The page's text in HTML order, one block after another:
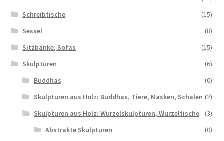
Schreibtische
(15)
Sessel
(8)
Sitzbänke, Sofas
(15)
Skulpturen
(6)
Buddhas
(0)
Skulpturen aus Holz: Buddhas, Tiere, Masken, Schalen (2)
Skulpturen aus Holz: Wurzelskulpturen, Wurzeltische
(3)
Abstrakte Skulpturen
(0)